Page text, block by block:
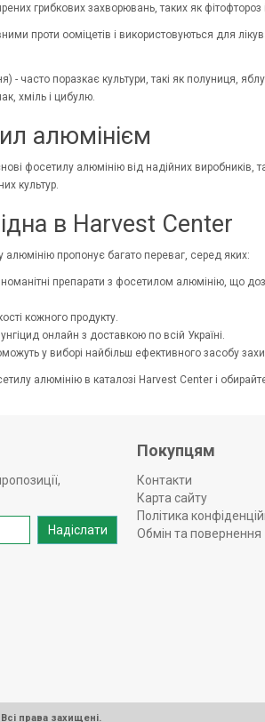
грибкових захворювань, таких як фітофтороз
проти ооміцетів і використовуються для
часто поразкає культури, такі як полуниця,
хміль і цибулю.
алюмінієм
фосетилу алюмінію від надійних виробників,
культур.
в Harvest Center
алюмінію пропонує багато переваг, серед яких:
препарати з фосетилом алюмінію, що
кожного продукту.
онлайн з доставкою по всій Україні.
у виборі найбільш ефективного засобу
алюмінію в каталозі Harvest Center і
Надіслати
Покупцям
Контакти
Карта сайту
Політика
Обмін та повернення
права захищені.